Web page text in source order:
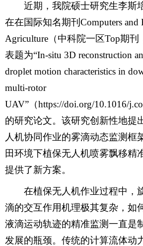
近期，我院硕士研究生李斯
在在国际知名期刊Computers and
Agriculture（中科院一区Top期
表题为“In-situ 3D reconstruction
droplet motion characteristics in
multi-rotor
UAV”（https://doi.org/10.1016/
的研究论文。该研究创新性地提
人机协同作业的雾滴动态监测框
田环境下植保无人机喷雾飘移精
提供了新方案。
在植保无人机作业过程中，
滴的交互作用机理极其复杂，如
液滴运动轨迹的精准监测一直是
发展的瓶颈。传统的计算流体动